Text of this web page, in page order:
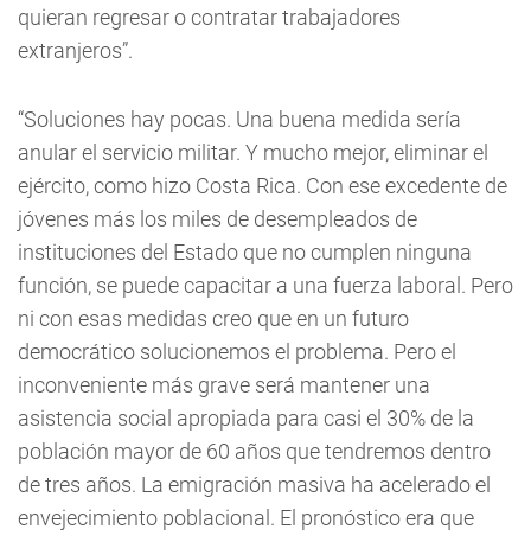
quieran regresar o contratar trabajadores
extranjeros”.
“Soluciones hay pocas. Una buena medida sería
anular el servicio militar. Y mucho mejor, eliminar el
ejército, como hizo Costa Rica. Con ese excedente de
jóvenes más los miles de desempleados de
instituciones del Estado que no cumplen ninguna
función, se puede capacitar a una fuerza laboral. Pero
ni con esas medidas creo que en un futuro
democrático solucionemos el problema. Pero el
inconveniente más grave será mantener una
asistencia social apropiada para casi el 30% de la
población mayor de 60 años que tendremos dentro
de tres años. La emigración masiva ha acelerado el
envejecimiento poblacional. El pronóstico era que